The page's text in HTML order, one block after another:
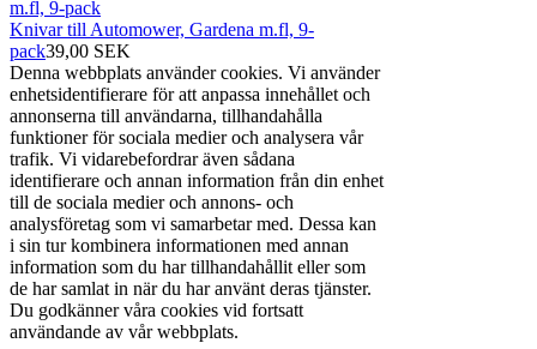
Knivar till Automower, Gardena m.fl, 9-
pack39,00 SEK
Denna webbplats använder cookies. Vi använder
enhetsidentifierare för att anpassa innehållet och
annonserna till användarna, tillhandahålla
funktioner för sociala medier och analysera vår
trafik. Vi vidarebefordrar även sådana
identifierare och annan information från din enhet
till de sociala medier och annons- och
analysföretag som vi samarbetar med. Dessa kan
i sin tur kombinera informationen med annan
information som du har tillhandahållit eller som
de har samlat in när du har använt deras tjänster.
Du godkänner våra cookies vid fortsatt
användande av vår webbplats.